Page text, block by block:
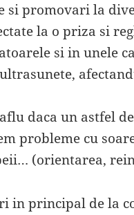
si promovari la
la o priza si
si in unele
daca un astfel
probleme cu
(orientarea,
in principal de la